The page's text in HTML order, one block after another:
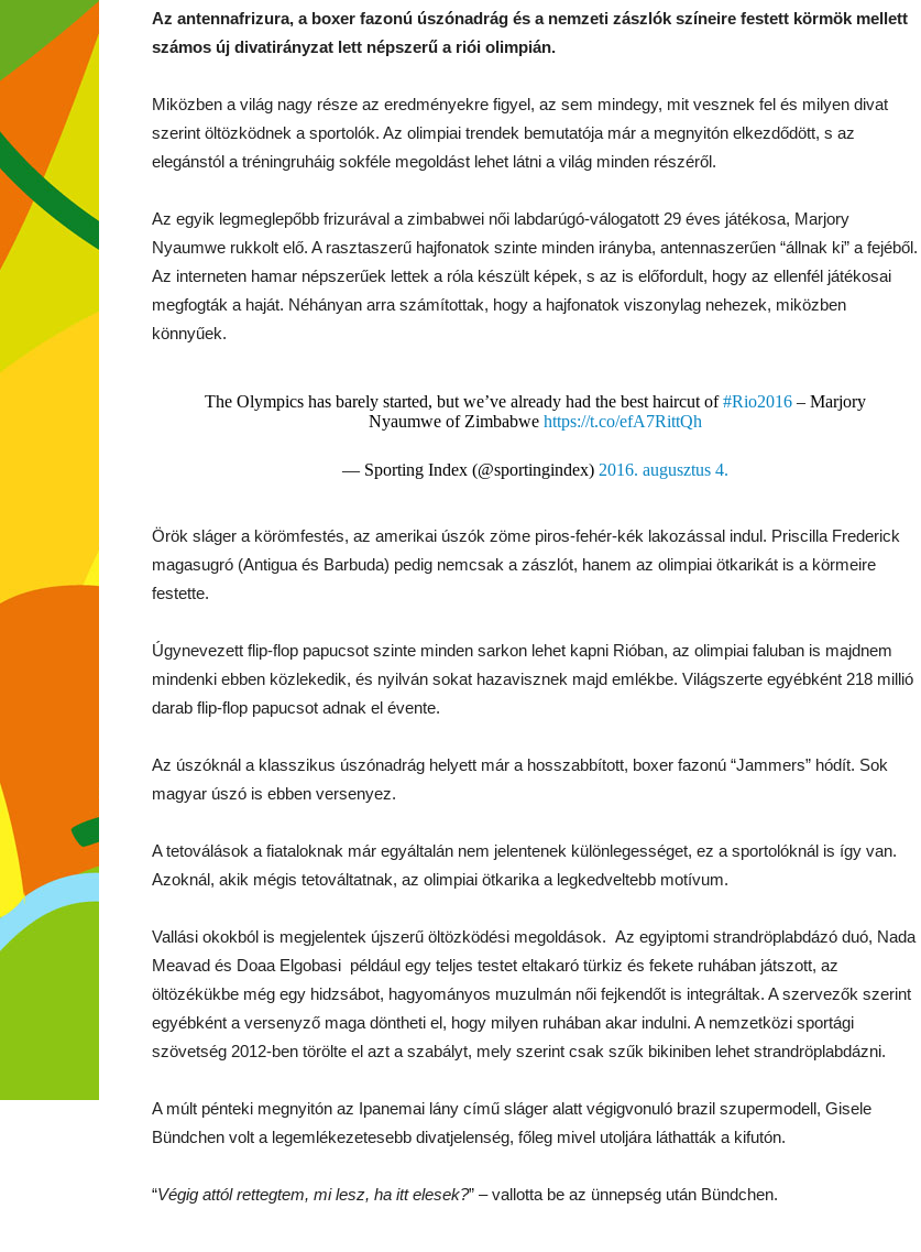
Az antennafrizura, a boxer fazonú úszónadrág és a nemzeti zászlók színeire festett körmök mellett
számos új divatirányzat lett népszerű a riói olimpián.
Miközben a világ nagy része az eredményekre figyel, az sem mindegy, mit vesznek fel és milyen divat
szerint öltözködnek a sportolók. Az olimpiai trendek bemutatója már a megnyitón elkezdődött, s az
elegánstól a tréningruháig sokféle megoldást lehet látni a világ minden részéről.
Az egyik legmeglepőbb frizurával a zimbabwei női labdarúgó-válogatott 29 éves játékosa, Marjory
Nyaumwe rukkolt elő. A rasztaszerű hajfonatok szinte minden irányba, antennaszerűen “állnak ki” a fejéből.
Az interneten hamar népszerűek lettek a róla készült képek, s az is előfordult, hogy az ellenfél játékosai
megfogták a haját. Néhányan arra számítottak, hogy a hajfonatok viszonylag nehezek, miközben
könnyűek.
The Olympics has barely started, but we’ve already had the best haircut of#Rio2016– Marjory
Nyaumwe of Zimbabwe https://t.co/efA7RittQh
— Sporting Index (@sportingindex) 2016. augusztus 4.
Örök sláger a körömfestés, az amerikai úszók zöme piros-fehér-kék lakozással indul. Priscilla Frederick
magasugró (Antigua és Barbuda) pedig nemcsak a zászlót, hanem az olimpiai ötkarikát is a körmeire
festette.
Úgynevezett flip-flop papucsot szinte minden sarkon lehet kapni Rióban, az olimpiai faluban is majdnem
mindenki ebben közlekedik, és nyilván sokat hazavisznek majd emlékbe. Világszerte egyébként 218 millió
darab flip-flop papucsot adnak el évente.
Az úszóknál a klasszikus úszónadrág helyett már a hosszabbított, boxer fazonú “Jammers” hódít. Sok
magyar úszó is ebben versenyez.
A tetoválások a fiataloknak már egyáltalán nem jelentenek különlegességet, ez a sportolóknál is így van.
Azoknál, akik mégis tetováltatnak, az olimpiai ötkarika a legkedveltebb motívum.
Vallási okokból is megjelentek újszerű öltözködési megoldások. Az egyiptomi strandröplabdázó duó, Nada
Meavad és Doaa Elgobasi például egy teljes testet eltakaró türkiz és fekete ruhában játszott, az
öltözékükbe még egy hidzsábot, hagyományos muzulmán női fejkendőt is integráltak. A szervezők szerint
egyébként a versenyző maga döntheti el, hogy milyen ruhában akar indulni. A nemzetközi sportági
szövetség 2012-ben törölte el azt a szabályt, mely szerint csak szűk bikiniben lehet strandröplabdázni.
A múlt pénteki megnyitón az Ipanemai lány című sláger alatt végigvonuló brazil szupermodell, Gisele
Bündchen volt a legemlékezetesebb divatjelenség, főleg mivel utoljára láthatták a kifutón.
“Végig attól rettegtem, mi lesz, ha itt elesek?” – vallotta be az ünnepség után Bündchen.